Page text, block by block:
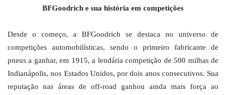
BFGoodrich e sua história em competições
Desde o começo, a BFGoodrich se destaca no universo de
competições automobilísticas, sendo o primeiro fabricante de
pneus a ganhar, em 1915, a lendária competição de 500 milhas de
Indianápolis, nos Estados Unidos, por dois anos consecutivos. Sua
reputação nas áreas de off-road ganhou ainda mais força ao